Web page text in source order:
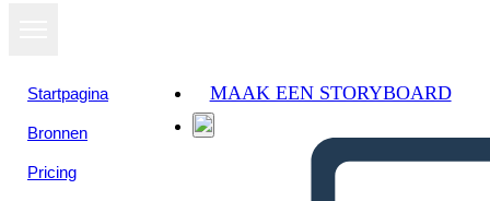
Startpagina
Bronnen
Pricing
MAAK EEN STORYBOARD
Bekijk als
diavoorstelling